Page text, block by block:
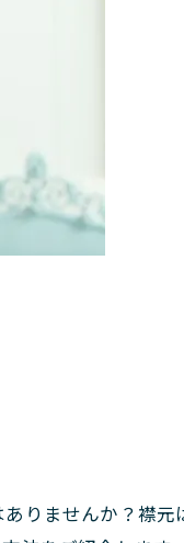
りませんか？襟元